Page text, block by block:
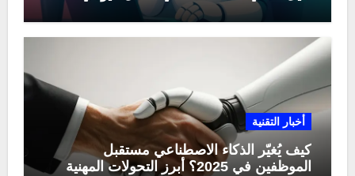
أخبار التقنية
كيف يُغيّر الذكاء الاصطناعي مستقبل
الموظفين في 2025؟ أبرز التحولات المهنية